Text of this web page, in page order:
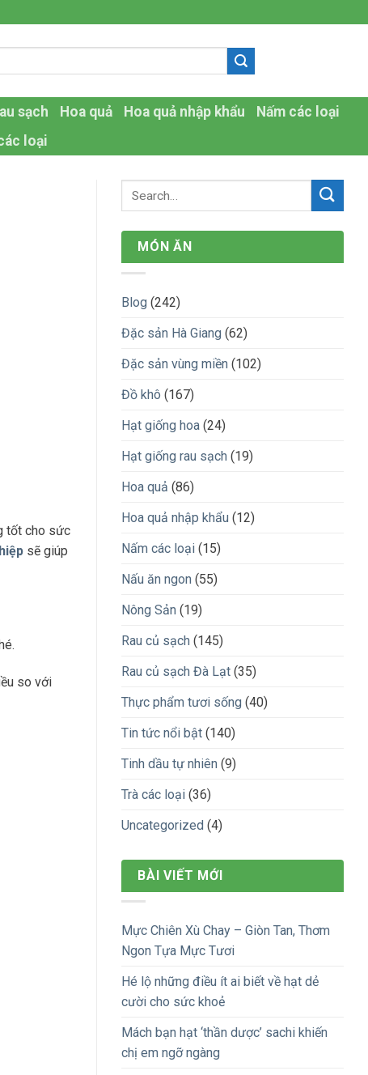
sạch Hoa quả Hoa quả nhập khẩu
Nấm các loại
loại
tốt cho sức
sẽ giúp
so với
MÓN ĂN
Blog (242)
Đặc sản Hà Giang (62)
Đặc sản vùng miền (102)
Đồ khô (167)
Hạt giống hoa (24)
Hạt giống rau sạch (19)
Hoa quả (86)
Hoa quả nhập khẩu (12)
Nấm các loại (15)
Nấu ăn ngon (55)
Nông Sản (19)
Rau củ sạch (145)
Rau củ sạch Đà Lạt (35)
Thực phẩm tươi sống (40)
Tin tức nổi bật (140)
Tinh dầu tự nhiên (9)
Trà các loại (36)
Uncategorized (4)
BÀI VIẾT MỚI
Mực Chiên Xù Chay – Giòn Tan, Thơm
Ngon Tựa Mực Tươi
Hé lộ những điều ít ai biết về hạt dẻ
cười cho sức khoẻ
Mách bạn hạt ‘thần dược’ sachi khiến
chị em ngỡ ngàng